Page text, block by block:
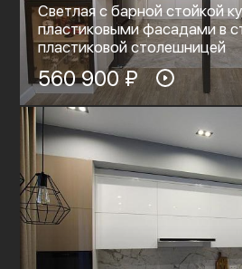
Светлая с барной стойкой
пластиковыми фасадами в
пластиковой столешницей
560 900 ₽